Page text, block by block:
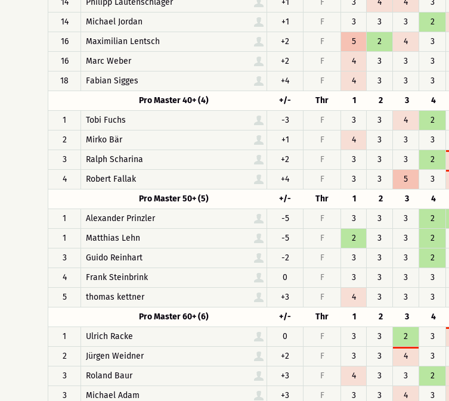
14
Philipp Lautenschläger +1 F 3 4 4 3
14
Michael Jordan +1 F 3 3 3 2
16
Maximilian Lentsch +2 F 5 2 4 3
16
Marc Weber +2 F 4 3 3 3
18
Fabian Sigges +4 F 4 3 3 3
Pro Master 40+ (4)
+/- Thr 1 2 3 4
1
Tobi Fuchs -3 F 3 3 4 2
2
Mirko Bär +1 F 4 3 3 3
3
Ralph Scharina +2 F 3 3 3 2
4
Robert Fallak +4 F 3 3 5 3
Pro Master 50+ (5)
+/- Thr 1 2 3 4
1
Alexander Prinzler -5 F 3 3 3 2
1
Matthias Lehn -5 F 2 3 3 2
3
Guido Reinhart -2 F 3 3 3 2
4
Frank Steinbrink 0 F 3 3 3 3
5
thomas kettner +3 F 4 3 3 3
Pro Master 60+ (6)
+/- Thr 1 2 3 4
1
Ulrich Racke 0 F 3 3 2 3
2
Jürgen Weidner +2 F 3 3 4 3
3
Roland Baur +3 F 4 3 3 2
3
Michael Adam +3 F 3 3 4 3